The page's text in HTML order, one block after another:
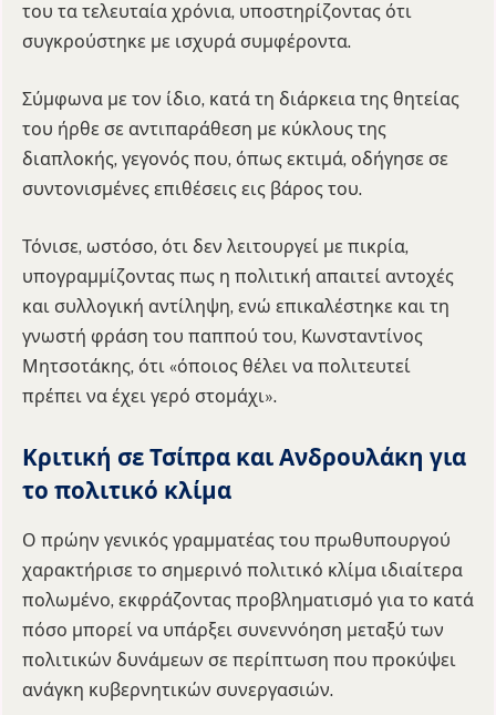
του τα τελευταία χρόνια, υποστηρίζοντας ότι
συγκρούστηκε με ισχυρά συμφέροντα.
Σύμφωνα με τον ίδιο, κατά τη διάρκεια της θητείας
του ήρθε σε αντιπαράθεση με κύκλους της
διαπλοκής, γεγονός που, όπως εκτιμά, οδήγησε σε
συντονισμένες επιθέσεις εις βάρος του.
Τόνισε, ωστόσο, ότι δεν λειτουργεί με πικρία,
υπογραμμίζοντας πως η πολιτική απαιτεί αντοχές
και συλλογική αντίληψη, ενώ επικαλέστηκε και τη
γνωστή φράση του παππού του, Κωνσταντίνος
Μητσοτάκης, ότι «όποιος θέλει να πολιτευτεί
πρέπει να έχει γερό στομάχι».
Κριτική σε Τσίπρα και Ανδρουλάκη για
το πολιτικό κλίμα
Ο πρώην γενικός γραμματέας του πρωθυπουργού
χαρακτήρισε το σημερινό πολιτικό κλίμα ιδιαίτερα
πολωμένο, εκφράζοντας προβληματισμό για το κατά
πόσο μπορεί να υπάρξει συνεννόηση μεταξύ των
πολιτικών δυνάμεων σε περίπτωση που προκύψει
ανάγκη κυβερνητικών συνεργασιών.